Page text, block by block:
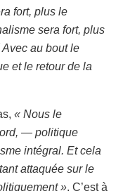
fort, plus le
sera fort, plus
au bout le
et le retour de la
« Nous le
— politique
intégral. Et cela
attaquée sur le
». C’est à